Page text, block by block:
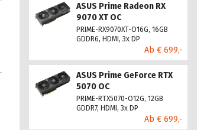
ASUS Prime Radeon RX
9070 XT OC
PRIME-RX9070XT-O16G, 16GB
GDDR6, HDMI, 3x DP
Ab € 699,-
ASUS Prime GeForce RTX
5070 OC
PRIME-RTX5070-O12G, 12GB
GDDR7, HDMI, 3x DP
Ab € 699,-